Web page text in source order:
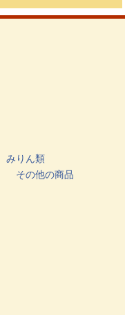
みりん類
その他の商品